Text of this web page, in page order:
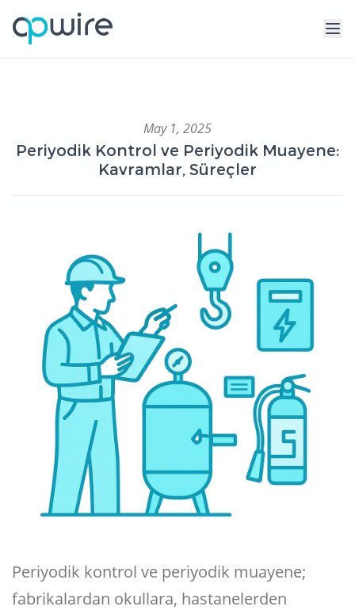
May 1, 2025
Periyodik Kontrol ve Periyodik Muayene:
Kavramlar, Süreçler
Periyodik kontrol ve periyodik muayene;
fabrikalardan okullara, hastanelerden